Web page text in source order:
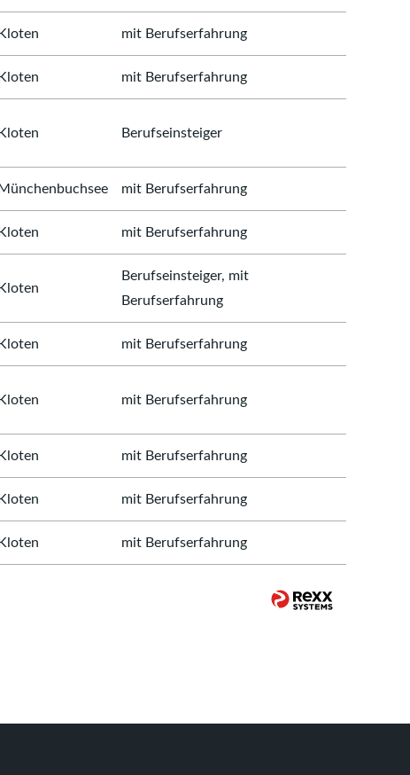
Kloten mit Berufserfahrung
Kloten mit Berufserfahrung
Kloten Berufseinsteiger
Münchenbuchsee mit Berufserfahrung
Kloten mit Berufserfahrung
Kloten
Berufseinsteiger, mit
Berufserfahrung
Kloten mit Berufserfahrung
Kloten mit Berufserfahrung
Kloten mit Berufserfahrung
Kloten mit Berufserfahrung
Kloten mit Berufserfahrung